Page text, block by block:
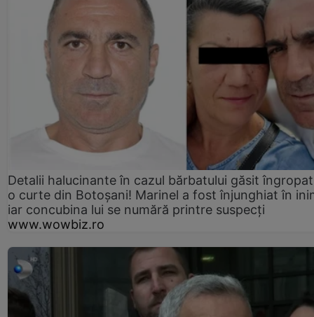
Detalii halucinante în cazul bărbatului găsit
o curte din Botoșani! Marinel a fost înjunghiat în
iar concubina lui se numără printre suspecți
www.wowbiz.ro